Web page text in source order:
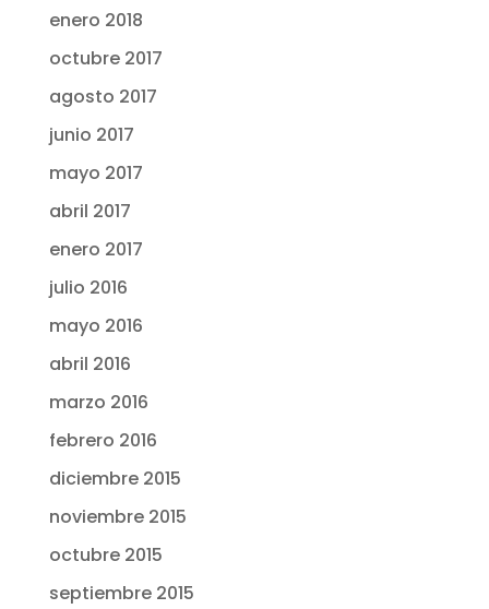
enero 2018
octubre 2017
agosto 2017
junio 2017
mayo 2017
abril 2017
enero 2017
julio 2016
mayo 2016
abril 2016
marzo 2016
febrero 2016
diciembre 2015
noviembre 2015
octubre 2015
septiembre 2015